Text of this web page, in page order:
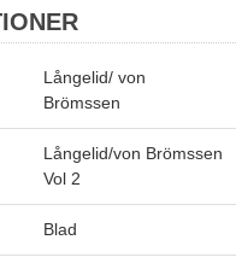
Långelid/ von
Brömssen
Långelid/von Brömssen
Vol 2
Blad